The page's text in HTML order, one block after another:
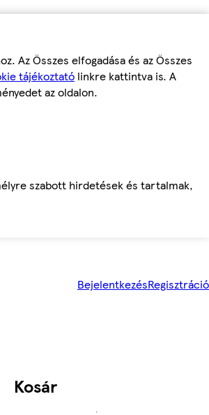
Az Összes elfogadása és az Összes
tájékoztató linkre kattintva is. A
az oldalon.
szabott hirdetések és tartalmak,
BejelentkezésRegisztráció
Kosár